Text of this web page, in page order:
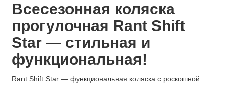
Всесезонная коляска
прогулочная Rant Shift
Star — стильная и
функциональная!
Rant Shift Star — функциональная коляска с роскошной